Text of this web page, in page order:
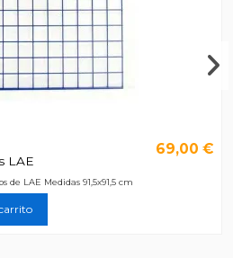
LAE
69,00 €
de LAE Medidas 91,5x91,5 cm